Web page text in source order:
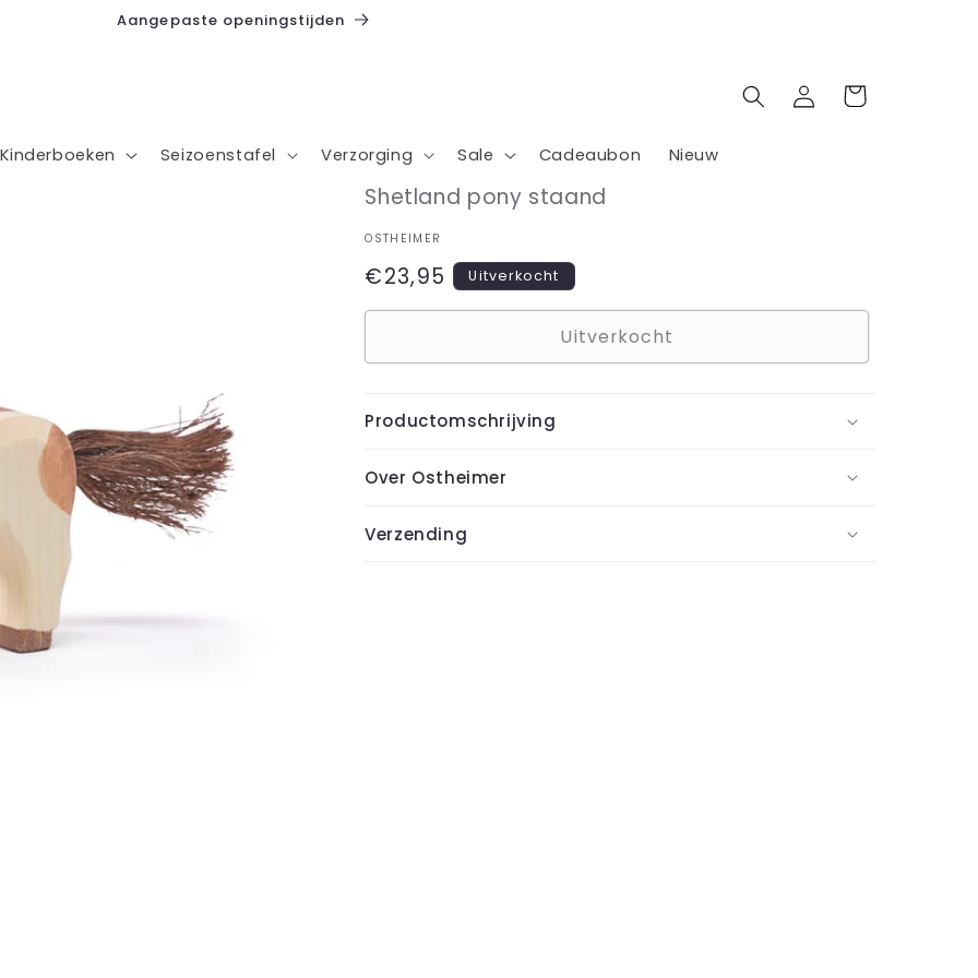
Aangepaste openingstijden
Kinderboeken Seizoenstafel Verzorging Sale Cadeaubon Nieuw
Inloggen
Winkelwagen
Shetland pony staand
OSTHEIMER
Normale
prijs
€23,95 Uitverkocht
Uitverkocht
Productomschrijving
Over Ostheimer
Verzending